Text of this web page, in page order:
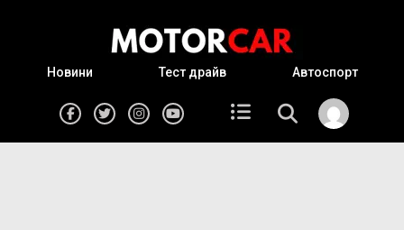
Новини Тест драйв Автоспорт